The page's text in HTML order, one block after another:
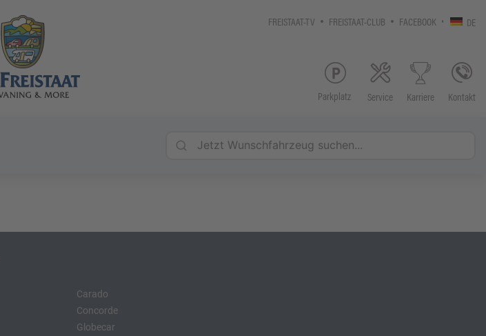
FREISTAAT-TV FREISTAAT-CLUB FACEBOOK DE
Parkplatz Service Karriere Kontakt
Carado
Concorde
Globecar